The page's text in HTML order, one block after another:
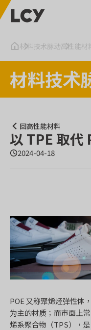
材料技术脉动高性能材
材料技术
回高性能材料
以 TPE 取代
2024-04-18
POE 又称聚烯烃弹性体
为主的材质；而市面上
烯系聚合物（TPS），